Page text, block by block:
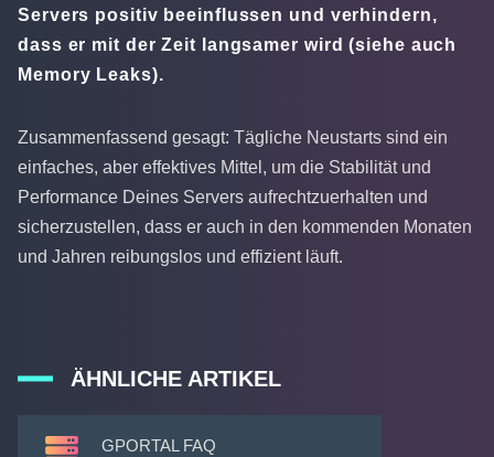
Servers positiv beeinflussen und verhindern,
dass er mit der Zeit langsamer wird (siehe auch
Memory Leaks).
Zusammenfassend gesagt: Tägliche Neustarts sind ein
einfaches, aber effektives Mittel, um die Stabilität und
Performance Deines Servers aufrechtzuerhalten und
sicherzustellen, dass er auch in den kommenden Monaten
und Jahren reibungslos und effizient läuft.
ÄHNLICHE ARTIKEL
GPORTAL FAQ